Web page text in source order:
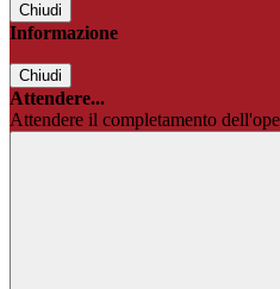
Chiudi
Informazione
Chiudi
Attendere...
Attendere il completamento